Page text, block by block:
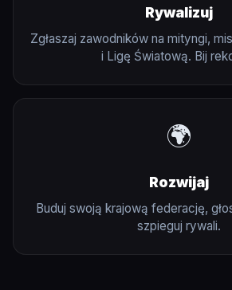
Rywalizuj
Zgłaszaj zawodników na mityngi,
i Ligę Światową. Bij
🌍
Rozwijaj
Buduj swoją krajową federację,
szpieguj rywali.